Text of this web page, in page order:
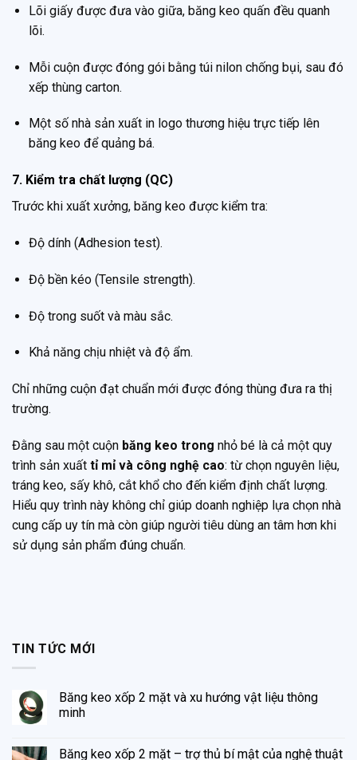
Lõi giấy được đưa vào giữa, băng keo quấn đều quanh
lõi.
Mỗi cuộn được đóng gói bằng túi nilon chống bụi, sau đó
xếp thùng carton.
Một số nhà sản xuất in logo thương hiệu trực tiếp lên
băng keo để quảng bá.
7. Kiểm tra chất lượng (QC)
Trước khi xuất xưởng, băng keo được kiểm tra:
Độ dính (Adhesion test).
Độ bền kéo (Tensile strength).
Độ trong suốt và màu sắc.
Khả năng chịu nhiệt và độ ẩm.
Chỉ những cuộn đạt chuẩn mới được đóng thùng đưa ra thị
trường.
Đằng sau một cuộn băng keo trong nhỏ bé là cả một quy
trình sản xuất tỉ mỉ và công nghệ cao: từ chọn nguyên liệu,
tráng keo, sấy khô, cắt khổ cho đến kiểm định chất lượng.
Hiểu quy trình này không chỉ giúp doanh nghiệp lựa chọn nhà
cung cấp uy tín mà còn giúp người tiêu dùng an tâm hơn khi
sử dụng sản phẩm đúng chuẩn.
TIN TỨC MỚI
Băng keo xốp 2 mặt và xu hướng vật liệu thông
minh
Băng keo xốp 2 mặt – trợ thủ bí mật của nghệ thuật